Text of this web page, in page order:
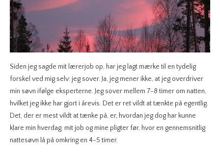
Siden jeg sagde mit lærerjob op, har jeg lagt mærke til en tydelig
forskel ved mig selv: jeg sover. Ja, jeg mener ikke, at jeg overdriver
min søvn ifølge eksperterne. Jeg sover mellem 7-8 timer om natten,
hvilket jeg ikke har gjort i årevis. Det er ret vildt at tænkte på egentlig.
Det, der er mest vildt at tænke på, er, hvordan jeg dog har kunne
klare min hverdag, mit job og mine pligter før, hvor en gennemsnitlig
nattesøvn lå på omkring en 4-5 timer.